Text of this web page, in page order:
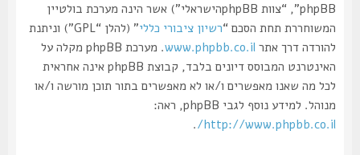
phpBB”, “צוות phpBBהישראלי”) אשר הינה מערכת בולטיין
המשוחררת תחת הסכם “רשיון ציבורי כללי
” (להלן “GPL”) וניתנת
להורדה דרך אתר www.phpbb.co.il
. מערכת phpBB מקלה על
האינטרנט המבוסס דיונים בלבד, קבוצת phpBB אינה אחראית
לכל מה שאנו מאפשרים ו/או לא מאפשרים בתור תוכן מורשה ו/או
מנוהל. למידע נוסף לגבי phpBB, ראה:
http://www.phpbb.co.il/
.